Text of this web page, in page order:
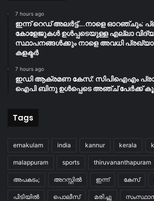
7 hours ago
ഇന്ന് റെഡ് അലർട്ട്….നാളെ
കോളേജുകൾ ഉൾപ്പടെയുള്ള എല്ലാ
സ്ഥാപനങ്ങൾക്കും നാളെ അവധി
കളക്ടർ
7 hours ago
ഇഡി ആക്രമണ കേസ്: സിപിഐഎം
ഐപി ബിനു ഉൾപ്പെടെ അഞ്ച് പേർക്ക്
Tags
ernakulam india kannur kerala
malappuram sports thiruvananthapuram
അപകടം; അറസ്റ്റിൽ ഇന്ന് കേസ്
പിടിയിൽ പൊലീസ് മരിച്ചു